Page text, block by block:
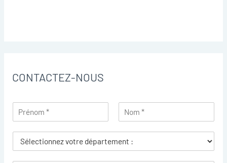
CONTACTEZ-NOUS